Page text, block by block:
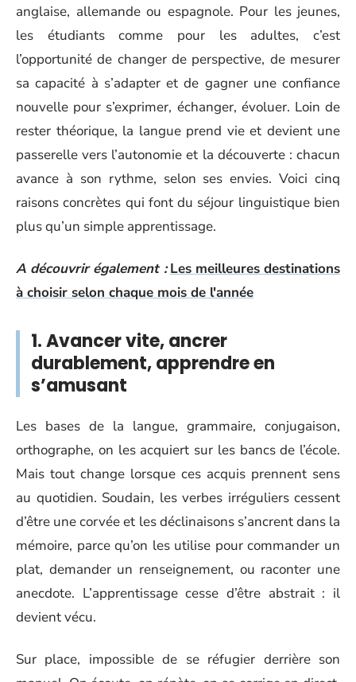
anglaise, allemande ou espagnole. Pour les jeunes,
les étudiants comme pour les adultes, c’est
l’opportunité de changer de perspective, de mesurer
sa capacité à s’adapter et de gagner une confiance
nouvelle pour s’exprimer, échanger, évoluer. Loin de
rester théorique, la langue prend vie et devient une
passerelle vers l’autonomie et la découverte : chacun
avance à son rythme, selon ses envies. Voici cinq
raisons concrètes qui font du séjour linguistique bien
plus qu’un simple apprentissage.
A découvrir également : Les meilleures destinations
à choisir selon chaque mois de l'année
1. Avancer vite, ancrer
durablement, apprendre en
s’amusant
Les bases de la langue, grammaire, conjugaison,
orthographe, on les acquiert sur les bancs de l’école.
Mais tout change lorsque ces acquis prennent sens
au quotidien. Soudain, les verbes irréguliers cessent
d’être une corvée et les déclinaisons s’ancrent dans la
mémoire, parce qu’on les utilise pour commander un
plat, demander un renseignement, ou raconter une
anecdote. L’apprentissage cesse d’être abstrait : il
devient vécu.
Sur place, impossible de se réfugier derrière son